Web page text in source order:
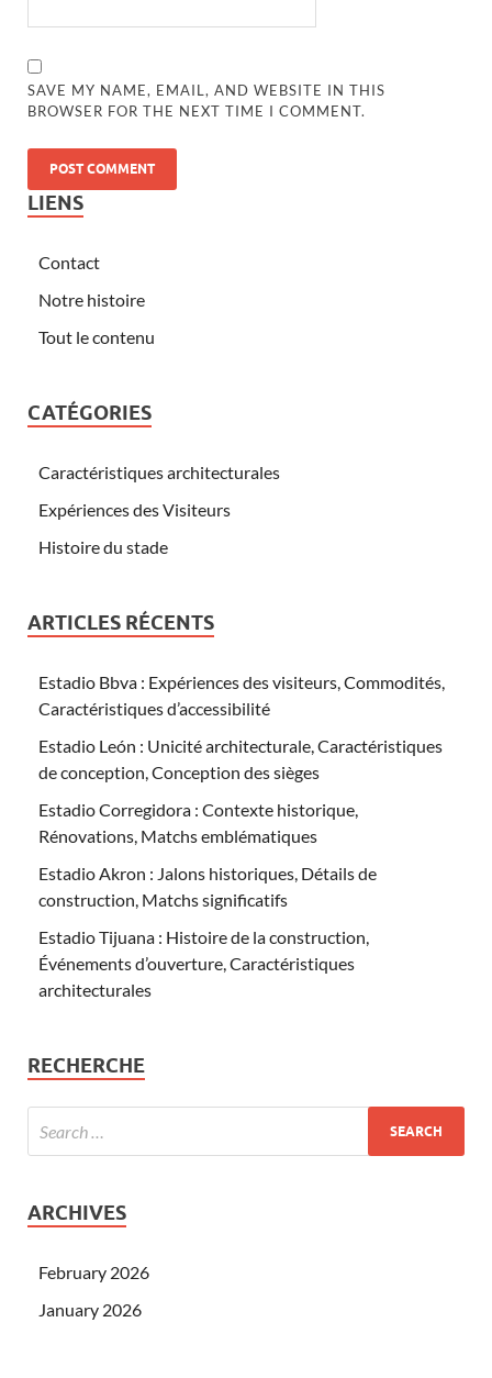
SAVE MY NAME, EMAIL, AND WEBSITE IN THIS
BROWSER FOR THE NEXT TIME I COMMENT.
LIENS
Contact
Notre histoire
Tout le contenu
CATÉGORIES
Caractéristiques architecturales
Expériences des Visiteurs
Histoire du stade
ARTICLES RÉCENTS
Estadio Bbva : Expériences des visiteurs, Commodités,
Caractéristiques d’accessibilité
Estadio León : Unicité architecturale, Caractéristiques
de conception, Conception des sièges
Estadio Corregidora : Contexte historique,
Rénovations, Matchs emblématiques
Estadio Akron : Jalons historiques, Détails de
construction, Matchs significatifs
Estadio Tijuana : Histoire de la construction,
Événements d’ouverture, Caractéristiques
architecturales
RECHERCHE
ARCHIVES
February 2026
January 2026